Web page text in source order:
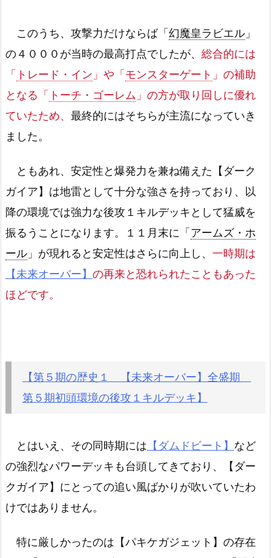
このうち、攻撃力だけならば「 幻魔皇ラビエル 」
の４０００が当時の最高打点でしたが、 総合的には
「 トレード・イン 」や「 モンスターゲート 」の補助
となる「 トーチ・ゴーレム 」の方が取り回しに優れ
ていたため、 最終的にはそちらが主流になっていき
ました。
ともあれ、安定性と爆発力を兼ね備えた【ダーク
ガイア】は地雷として十分な強さを持っており、以
降の環境では強力な後攻１キルデッキとして猛威を
振るうことになります。１１月末に「 アームズ・ホ
ール 」が現れると安定性はさらに向上し、 一時期は
【未来オーバー】 の再来と恐れられたこともあった
ほどです。
【第５期の歴史１ 【未来オーバー】全盛期
第５期初頭環境の後攻１キルデッキ】
とはいえ、その同時期には 【ダムドビート】 など
の強烈なパワーデッキも台頭してきており、【ダー
クガイア】にとっての追い風ばかりが吹いていたわ
けではありません。
特に厳しかったのは【パキケガジェット】の存在